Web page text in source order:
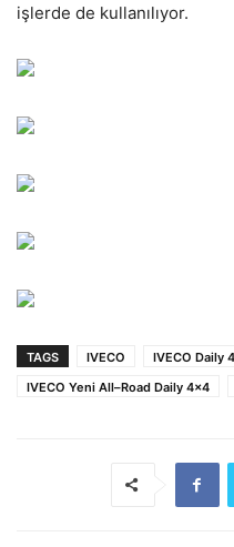
işlerde de kullanılıyor.
TAGS IVECO IVECO Daily
IVECO Yeni All–Road Daily 4x4